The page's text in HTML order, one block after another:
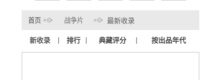
首页 战争片 最新收录
新收录 | 排行 | 典藏评分 | 按出品年代